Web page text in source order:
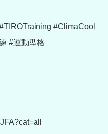
#ClimaCool
#運動型格